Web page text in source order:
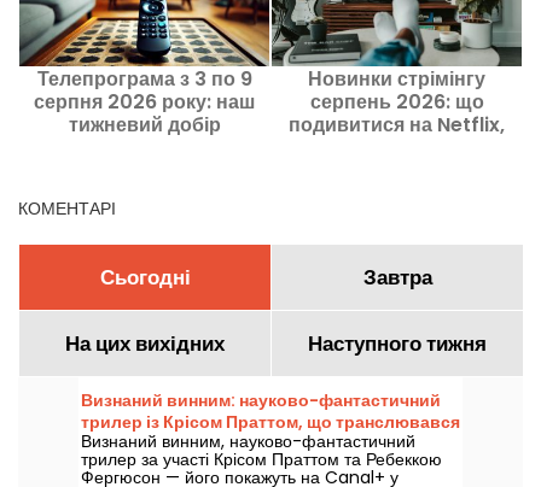
Телепрограма з 3 по 9
серпня 2026 року: наш
тижневий добір
Новинки стрімінгу
серпень 2026: що
подивитися на Netflix,
КОМЕНТАРІ
Сьогодні Завтра
На цих вихідних Наступного тижня
Визнаний винним: науково-фантастичний
трилер із Крісом Праттом, що транслювався
на Canal+
Визнаний винним, науково-фантастичний
трилер за участі Крісом Праттом та Ребеккою
Фергюсон — його покажуть на Canal+ у